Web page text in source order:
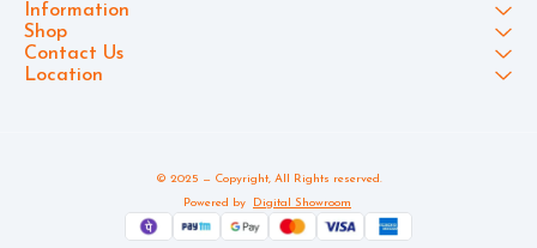
Information
Shop
Contact Us
Location
© 2025 — Copyright, All Rights reserved.
Powered
by Digital Showroom